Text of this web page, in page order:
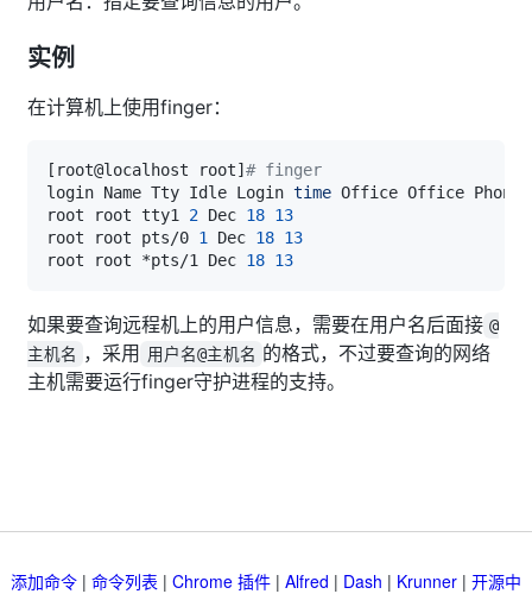
实例
在计算机上使用finger：
[ root@localhost root] # finger
login Name Tty Idle Login time
root root tty1 2 Dec 18 13
root root pts/0 1 Dec 18 13
root root *pts/1 Dec 18 13
如果要查询远程机上的用户信息，需要在用户名后面接 @
主机名 ，采用 用户名@主机名 的格式，不过要查询的网络
主机需要运行finger守护进程的支持。
添加命令 | 命令列表 | Chrome 插件 | Alfred | Dash | Krunner | 开源中